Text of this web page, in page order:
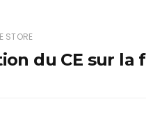
STORE
du CE sur la